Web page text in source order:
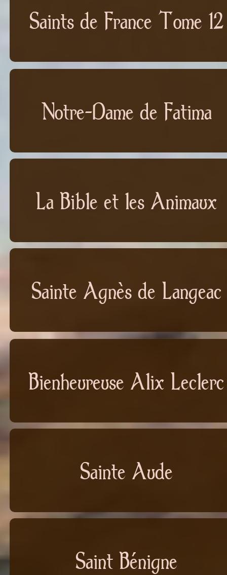
Saints de France Tome 12
Notre-Dame de Fatima
La Bible et les Animaux
Sainte Agnès de Langeac
Bienheureuse Alix Leclerc
Sainte Aude
Saint Bénigne